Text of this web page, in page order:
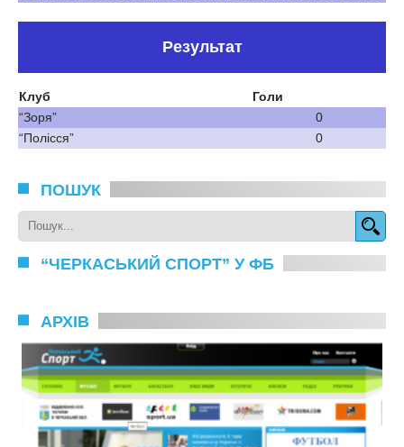
Результат
Клуб
Голи
“Зоря”
0
“Полісся”
0
ПОШУК
“ЧЕРКАСЬКИЙ СПОРТ” У ФБ
АРХІВ